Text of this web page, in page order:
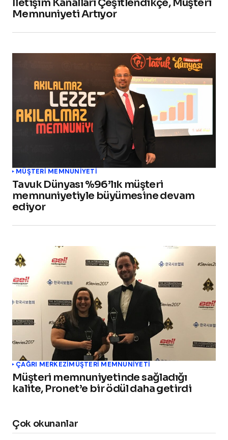
İletişim Kanalları Çeşitlendikçe, Müşteri
Memnuniyeti Artıyor
MÜŞTERI MEMNUNIYETI
Tavuk Dünyası %96’lık müşteri
memnuniyetiyle büyümesine devam
ediyor
ÇAĞRI MERKEZIMÜŞTERI MEMNUNIYETI
Müşteri memnuniyetinde sağladığı
kalite, Pronet’e bir ödül daha getirdi
Çok okunanlar